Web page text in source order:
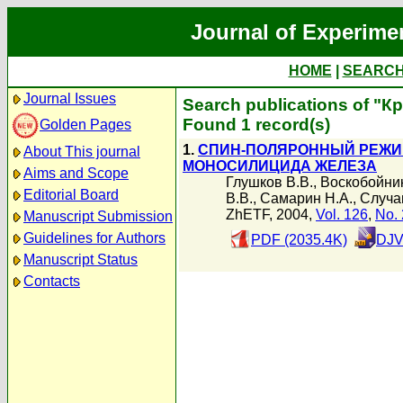
Journal of
HOME
Journal Issues
Golden Pages
About This journal
Aims and Scope
Editorial Board
Manuscript Submission
Guidelines for Authors
Manuscript Status
Contacts
Search publications of
Found 1 record(s)
1. СПИН-ПОЛЯРОННЫЙ
МОНОСИЛИЦИДА ЖЕЛЕЗА
Глушков В.В.,
В.В., Самарин Н.А.,
ZhETF, 2004, Vol. 126, No.
PDF (2035.4K)